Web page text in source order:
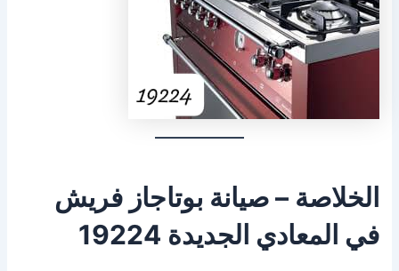
الخلاصة – صيانة بوتاجاز فريش
في المعادي الجديدة 19224